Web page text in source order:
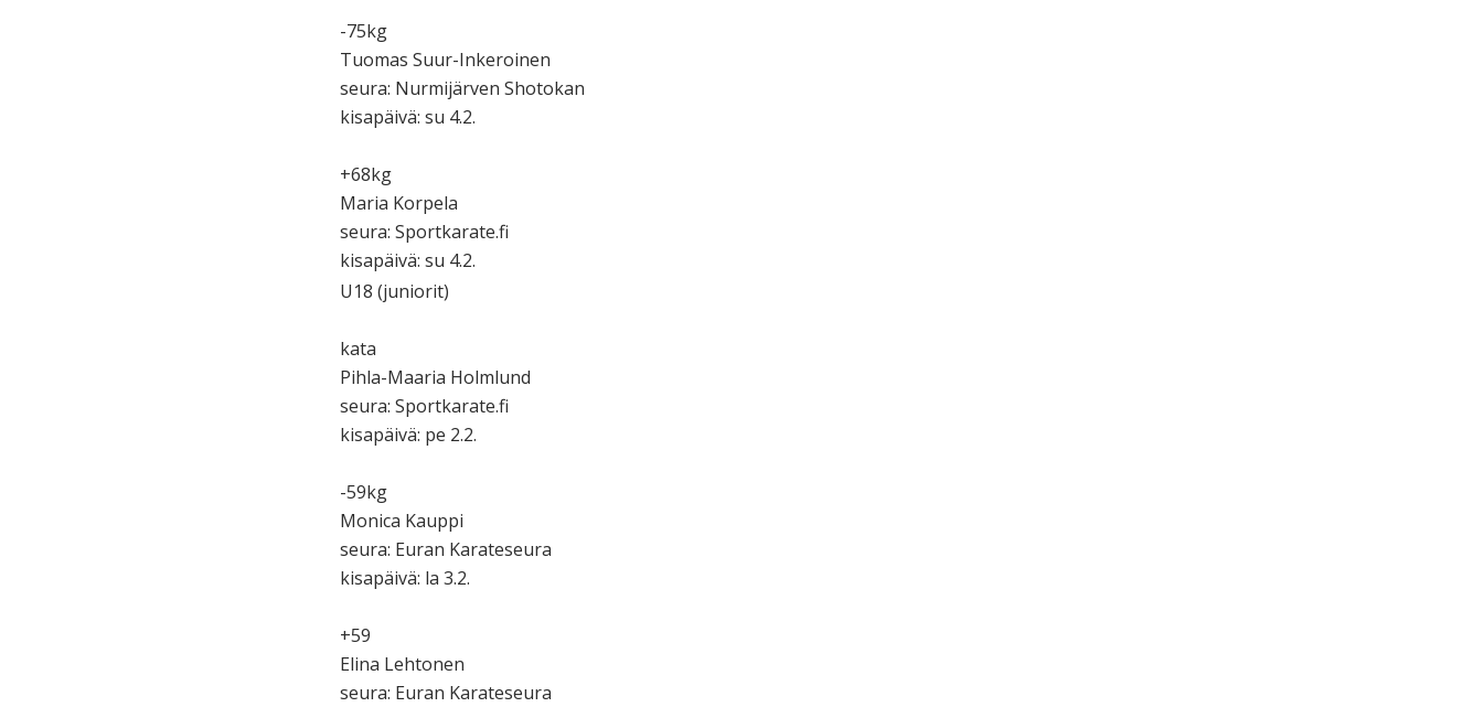
-75kg
Tuomas Suur-Inkeroinen
seura: Nurmijärven Shotokan
kisapäivä: su 4.2.
+68kg
Maria Korpela
seura: Sportkarate.fi
kisapäivä: su 4.2.
U18 (juniorit)
kata
Pihla-Maaria Holmlund
seura: Sportkarate.fi
kisapäivä: pe 2.2.
-59kg
Monica Kauppi
seura: Euran Karateseura
kisapäivä: la 3.2.
+59
Elina Lehtonen
seura: Euran Karateseura